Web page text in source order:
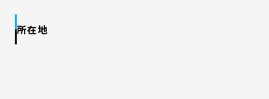
所在地